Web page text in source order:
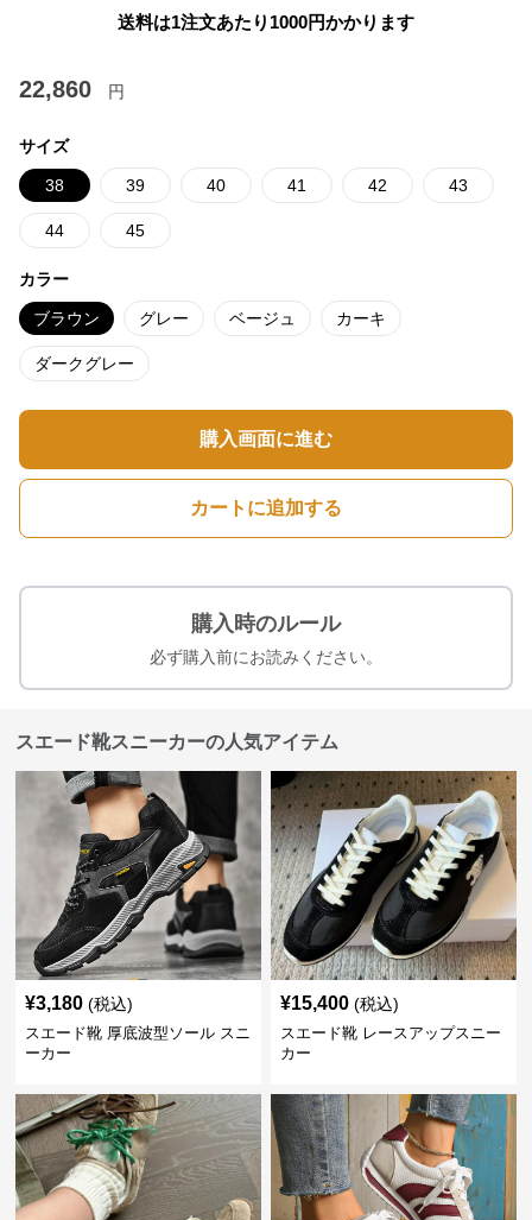
送料は1注文あたり 1000円かかります
22,860 円
サイズ
38 39 40 41 42 43
44 45
カラー
ブラウン グレー ベージュ カーキ
ダークグレー
購入画面に進む
カートに追加する
購入時のルール
必ず購入前にお読みください。
スエード靴スニーカーの人気アイテム
¥3,180 (税込)
スエード靴 厚底波型ソール スニ
ーカー
¥15,400 (税込)
スエード靴 レースアップスニー
カー